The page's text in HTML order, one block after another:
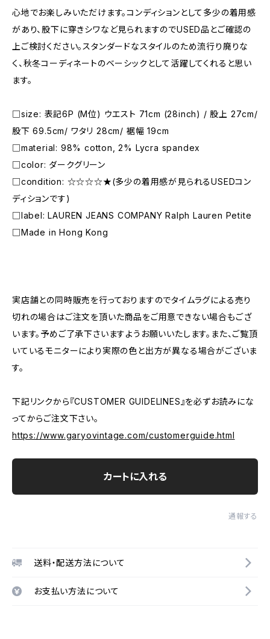
心地でお楽しみいただけます。コンディションとして多少の着用感
があり、股下に穿きシワなど見られますのでUSED品とご確認の
上ご検討ください。スタンダードなスタイルのため流行り廃りな
く、秋冬コーディネートのベーシックとして活躍してくれると思い
ます。
□size: 表記6P (M位) ウエスト 71cm (28inch) / 股上 27cm/
股下 69.5cm/ ワタリ 28cm/ 裾幅 19cm
□material: 98% cotton, 2% Lycra spandex
□color: ダークグリーン
□condition: ☆☆☆☆★(多少の着用感が見られるUSEDコン
ディションです)
□label: LAUREN JEANS COMPANY Ralph Lauren Petite
□Made in Hong Kong
実店舗との同時販売を行っておりますのでタイムラグによる売り
切れの場合はご注文を頂いた商品をご用意できない場合もござ
います。予めご了承下さいますようお願いいたします。また、ご覧頂
いているモニターにより実際の色と出方が異なる場合がございま
す。
下記リンクから『CUSTOMER GUIDELINES』を必ずお読みにな
ってからご注文下さい。
https://www.garyovintage.com/customerguide.html
カートに入れる
通報する
送料・配送方法について
お支払い方法について